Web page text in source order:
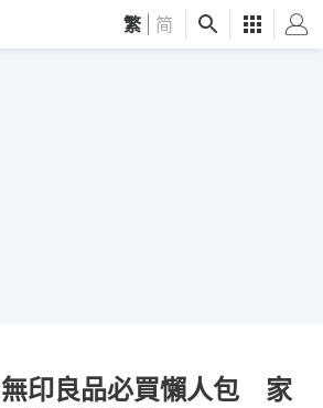
繁 简
無印良品必買懶人包 家